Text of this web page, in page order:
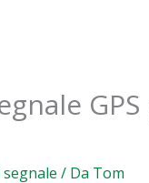
/ Da Tom